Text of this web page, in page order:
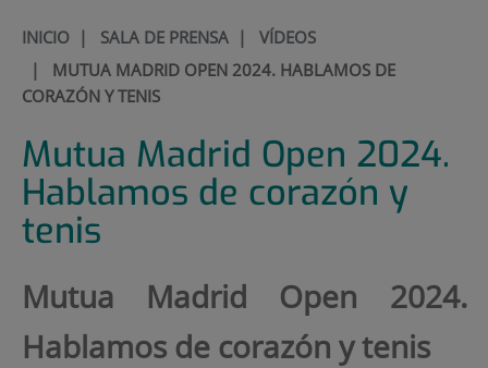
INICIO| SALA DE PRENSA| VÍDEOS
| MUTUA MADRID OPEN 2024. HABLAMOS DE
CORAZÓN Y TENIS
Mutua Madrid Open 2024.
Hablamos de corazón y
tenis
Mutua Madrid Open 2024.
Hablamos de corazón y tenis